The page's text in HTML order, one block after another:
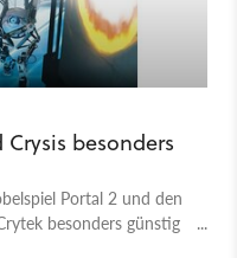
besonders
Portal 2 und den
besonders günstig